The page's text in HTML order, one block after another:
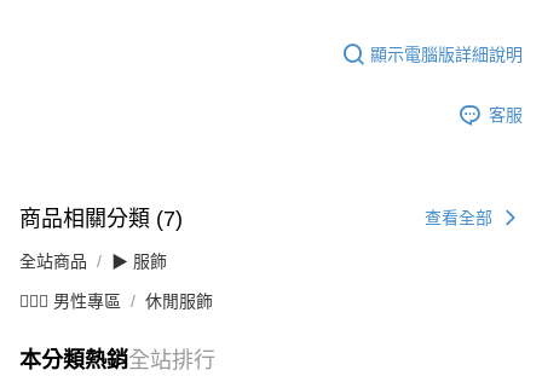
顯示電腦版詳細說明
客服
商品相關分類 (7) 查看全部
全站商品 ▶ 服飾
💁🏻‍♂️ 男性專區 休閒服飾
本分類熱銷全站排行